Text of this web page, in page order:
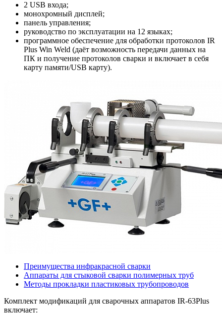
2 USB входа;
монохромный дисплей;
панель управления;
руководство по эксплуатации на 12 языках;
программное обеспечение для обработки протоколов IR
Plus Win Weld (даёт возможность передачи данных на
ПК и получение протоколов сварки и включает в себя
карту памяти/USB карту).
Преимущества инфракрасной сварки
Аппараты для стыковой сварки полимерных труб
Методы прокладки пластиковых трубопроводов
Комплект модификаций для сварочных аппаратов IR-63Plus
включает: